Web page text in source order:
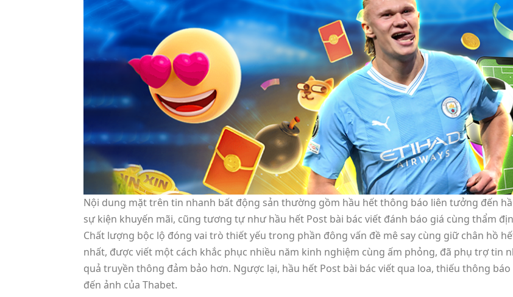
Nội dung mặt trên tin nhanh bất động sản thường gồm hầu hết thông báo liên tưởng đến
sự kiện khuyến mãi, cũng tương tự như hầu hết Post bài bác viết đánh báo giá cùng thẩm
Chất lượng bộc lộ đóng vai trò thiết yếu trong phần đông vấn đề mê say cùng giữ chân hồ
nhất, được viết một cách khắc phục nhiều năm kinh nghiệm cùng ấm phỏng, đã phụ trợ tin
quả truyền thông đảm bảo hơn. Ngược lại, hầu hết Post bài bác viết qua loa, thiếu thông
đến ảnh của Thabet.